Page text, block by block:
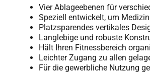
Vier Ablageebenen für
Speziell entwickelt, um
Platzsparendes vertikales
Langlebige und robuste
Hält Ihren Fitnessbereich
Leichter Zugang zu allen
Für die gewerbliche Nutzung